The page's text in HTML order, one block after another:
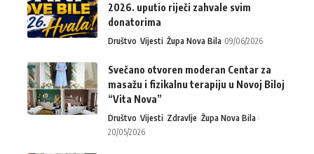
2026. uputio riječi zahvale svim
donatorima
Društvo Vijesti Župa Nova Bila 09/06/2026
Svečano otvoren moderan Centar za
masažu i fizikalnu terapiju u Novoj Biloj
“Vita Nova”
Društvo Vijesti Zdravlje Župa Nova Bila
20/05/2026